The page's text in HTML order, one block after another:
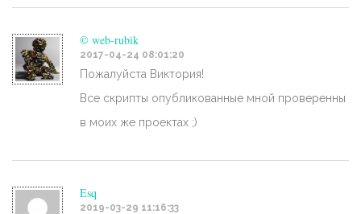
© web-rubik
2017-04-24 08:01:20
Пожалуйста Виктория!
Все скрипты опубликованные мной проверенны
в моих же проектах ;)
Esq
2019-03-29 11:16:33